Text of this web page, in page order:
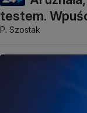
testem.
P. Szostak